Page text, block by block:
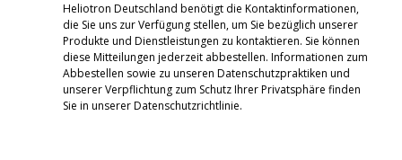
Heliotron Deutschland benötigt die Kontaktinformationen,
die Sie uns zur Verfügung stellen, um Sie bezüglich unserer
Produkte und Dienstleistungen zu kontaktieren. Sie können
diese Mitteilungen jederzeit abbestellen. Informationen zum
Abbestellen sowie zu unseren Datenschutzpraktiken und
unserer Verpflichtung zum Schutz Ihrer Privatsphäre finden
Sie in unserer Datenschutzrichtlinie.